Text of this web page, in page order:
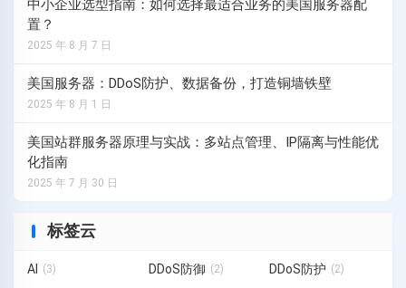
中小企业选型指南：如何选择最适合业务的美国服务器配
置？
2025 年 8 月 7 日
美国服务器：DDoS防护、数据备份，打造铜墙铁壁
2025 年 8 月 1 日
美国站群服务器原理与实战：多站点管理、IP隔离与性能优
化指南
2025 年 7 月 30 日
标签云
AI (3) DDoS防御 (2) DDoS防护 (2)